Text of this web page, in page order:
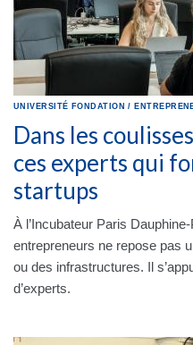
UNIVERSITÉ FONDATION /
Dans les
ces experts qui
startups
À l’Incubateur Paris
entrepreneurs ne repose pas
ou des infrastructures. Il
d’experts.